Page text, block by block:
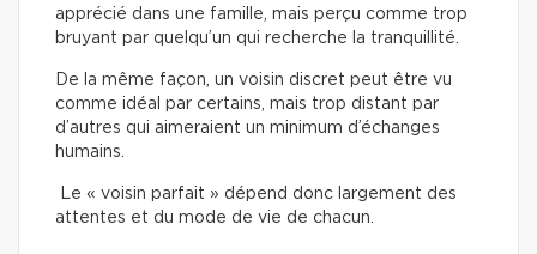
apprécié dans une famille, mais perçu comme trop
bruyant par quelqu’un qui recherche la tranquillité.
De la même façon, un voisin discret peut être vu
comme idéal par certains, mais trop distant par
d’autres qui aimeraient un minimum d’échanges
humains.
Le « voisin parfait » dépend donc largement des
attentes et du mode de vie de chacun.